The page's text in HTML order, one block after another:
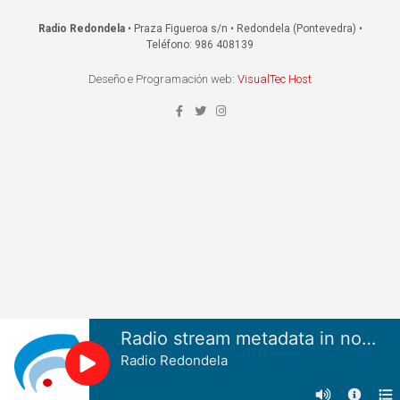
Radio Redondela• Praza Figueroa s/n • Redondela (Pontevedra) •
Teléfono: 986 408139
Deseño e Programación web: VisualTec Host
Radio stream metadata in not available.
Radio Redondela